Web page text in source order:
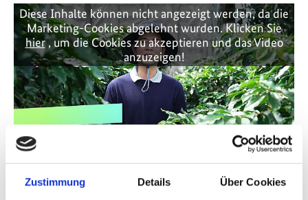
Zustimmung Details Über Cookies
Diese Inhalte können nicht angezeigt werden, da die
Marketing-Cookies abgelehnt wurden. Klicken Sie
hier, um die Cookies zu akzeptieren und das Video
anzuzeigen!
Producing deforestation free coffee